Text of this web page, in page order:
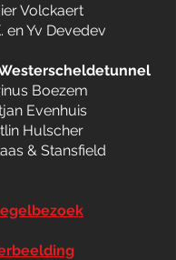
Volckaert
en Yv Devedev
Boezem
Evenhuis
Hulscher
& Stansfield